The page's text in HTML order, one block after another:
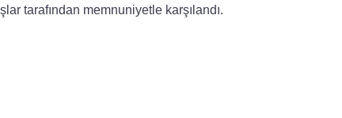
tarafından memnuniyetle karşılandı.